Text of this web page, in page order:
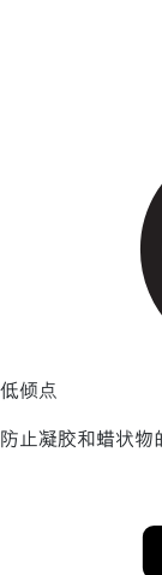
低倾点
防止凝胶和蜡状物